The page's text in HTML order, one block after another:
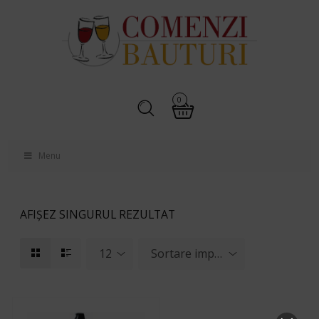
0
Menu
AFIȘEZ SINGURUL REZULTAT
12 Sortare implicită